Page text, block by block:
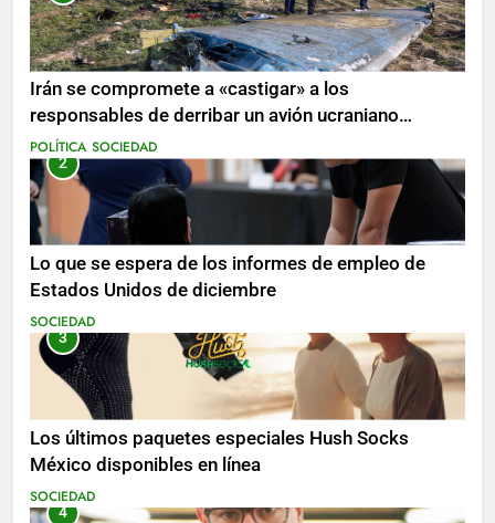
Irán se compromete a «castigar» a los
responsables de derribar un avión ucraniano
mientras se realizan arrestos
POLÍTICA SOCIEDAD
2
Lo que se espera de los informes de empleo de
Estados Unidos de diciembre
SOCIEDAD
3
Los últimos paquetes especiales Hush Socks
México disponibles en línea
SOCIEDAD
4